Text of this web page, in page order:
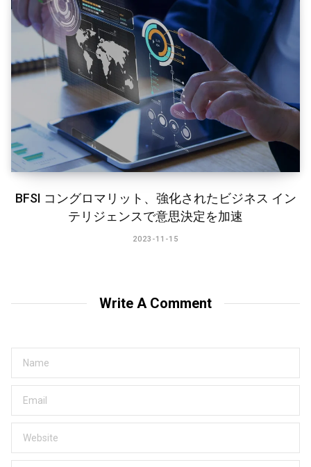
BFSI コングロマリット、強化されたビジネス イン
テリジェンスで意思決定を加速
2023-11-15
Write A Comment